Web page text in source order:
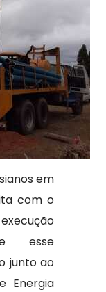
em
com o
esse
junto ao
Energia